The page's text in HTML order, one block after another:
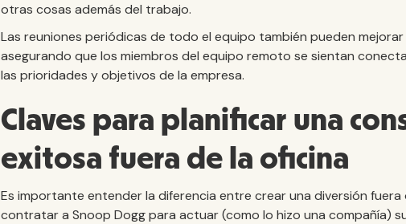
otras cosas además del trabajo.
Las reuniones periódicas de todo el equipo también pueden
asegurando que los miembros del equipo remoto se sientan
las prioridades y objetivos de la empresa.
Claves para planificar una
exitosa fuera de la oficina
Es importante entender la diferencia entre crear una diversión fuera
contratar a Snoop Dogg para actuar (como lo hizo una compañía)